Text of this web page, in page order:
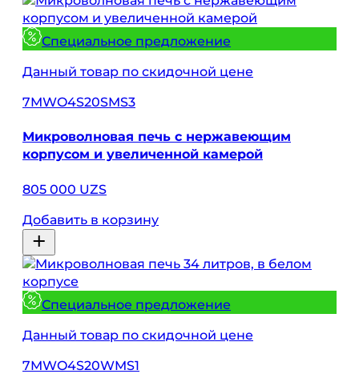
Специальное предложение
Данный товар по скидочной цене
7MWO4S20SMS3
Микроволновая печь с нержавеющим
корпусом и увеличенной камерой
805 000 UZS
Добавить в корзину
Специальное предложение
Данный товар по скидочной цене
7MWO4S20WMS1